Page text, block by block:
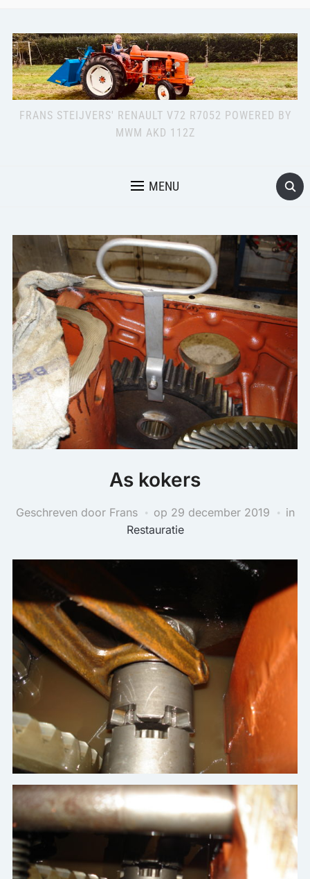
FRANS STEIJVERS' RENAULT V72 R7052 POWERED BY
MWM AKD 112Z
MENU
As kokers
Geschreven door Frans op 29 december 2019
in
Restauratie